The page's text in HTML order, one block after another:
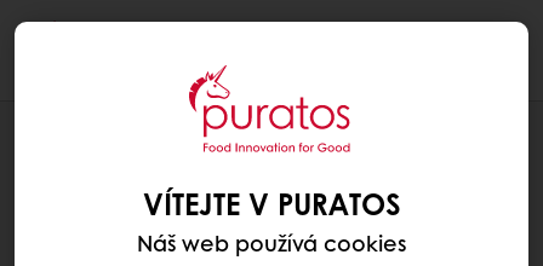
PROTEINOVÝ CHLÉB PURAVITA PROFIT
VÍTEJTE V PURATOS
Náš web používá cookies